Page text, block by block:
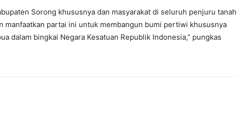
Sorong khususnya dan masyarakat di seluruh penjuru tanah
manfaatkan partai ini untuk membangun bumi pertiwi khususnya
dalam bingkai Negara Kesatuan Republik Indonesia,” pungkas